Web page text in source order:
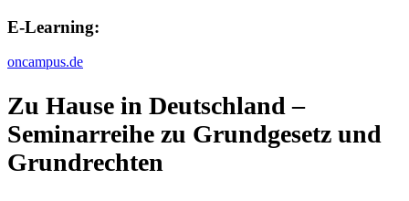
E-Learning:
oncampus.de
Zu Hause in Deutschland –
Seminarreihe zu Grundgesetz und
Grundrechten